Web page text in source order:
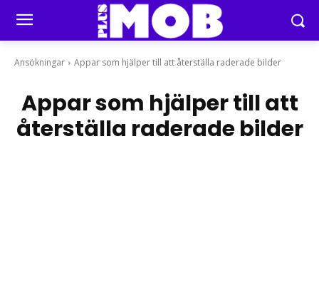
Ansökningar Appar som hjälper till att återställa raderade bilder
Appar som hjälper till att
återställa raderade bilder